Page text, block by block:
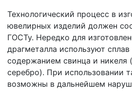
Технологический процесс в
ювелирных изделий должен
ГОСТу. Нередко для
драгметалла используют
содержанием свинца и никеля
серебро). При использовании
возможны в дальнейшем